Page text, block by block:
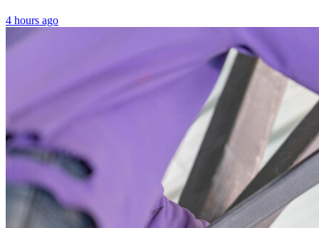
4 hours ago